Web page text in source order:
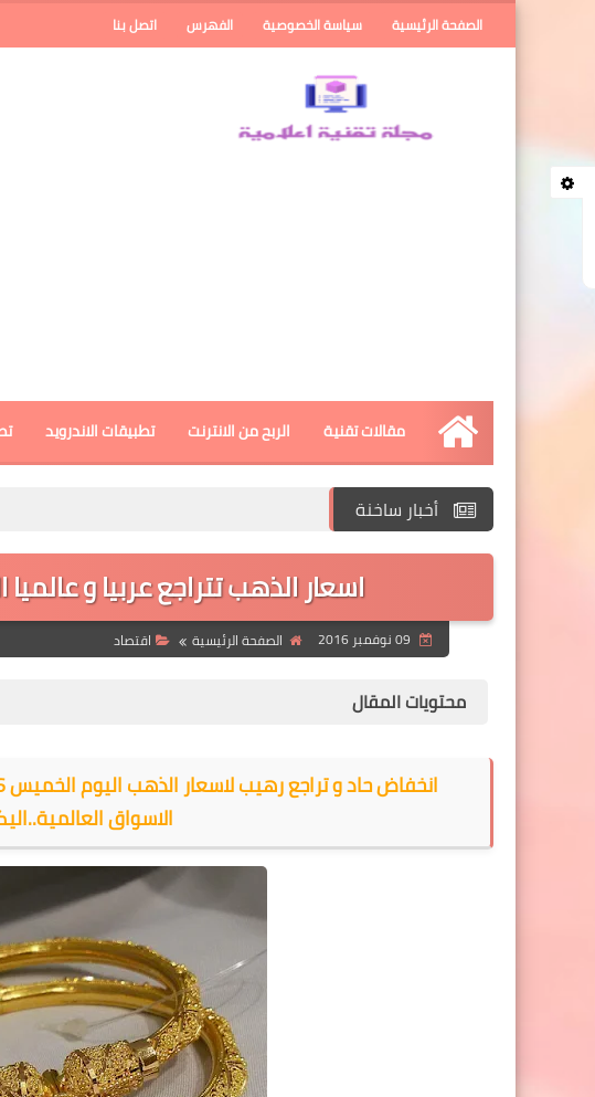
الصفحة الرئيسية سياسة الخصوصية الفهرس اتصل بنا
الرئيسية
مقالات تقنية الربح من الانترنت تطبيقات الاندرويد
أخبار ساخنة
اسعار الذهب تتراجع عربيا و عالميا اليوم
الصفحة الرئيسية اقتصاد
محتويات المقال
الاسواق